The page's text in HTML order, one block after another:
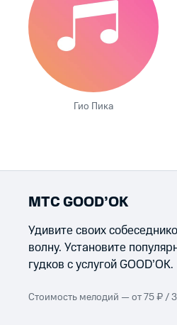
Гио Пика
МТС GOOD’OK
Удивите своих
волну. Установите
гудков с услугой GOOD’OK.
Стоимость мелодий — от 75 ₽ /